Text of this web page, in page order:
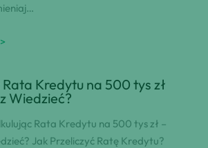
Kredytu na 500 tys zł
Wiedzieć?
Rata Kredytu na 500 tys zł –
Jak Przeliczyć Ratę Kredytu?